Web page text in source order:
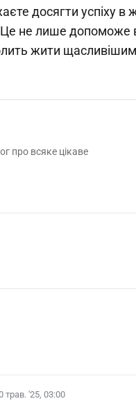
досягти успіху в
не лише допоможе
жити
про всяке цікаве
трав. '25, 03:00